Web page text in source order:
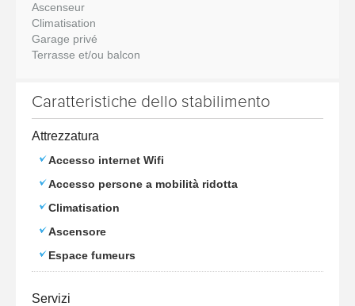
Ascenseur
Climatisation
Garage privé
Terrasse et/ou balcon
Caratteristiche dello stabilimento
Attrezzatura
Accesso internet Wifi
Accesso persone a mobilità ridotta
Climatisation
Ascensore
Espace fumeurs
Servizi